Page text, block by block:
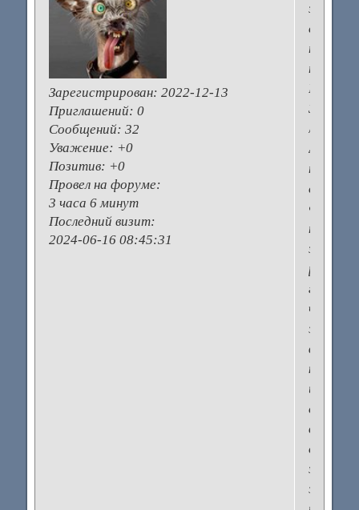
Зарегистрирован: 2022-12-13
Приглашений: 0
Сообщений: 32
Уважение: +0
Позитив: +0
Провел на форуме:
3 часа 6 минут
Последний визит:
2024-06-16 08:45:31
с
такой
Мне
36
лет,
АМГ
ниже
ФСГ
что
это
климакс
и
способ
это